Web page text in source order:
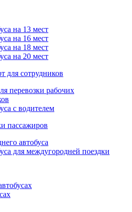
на 13 мест
на 16 мест
на 18 мест
на 20 мест
для сотрудников
перевозки рабочих
с водителем
пассажиров
автобуса
для междугородней поездки